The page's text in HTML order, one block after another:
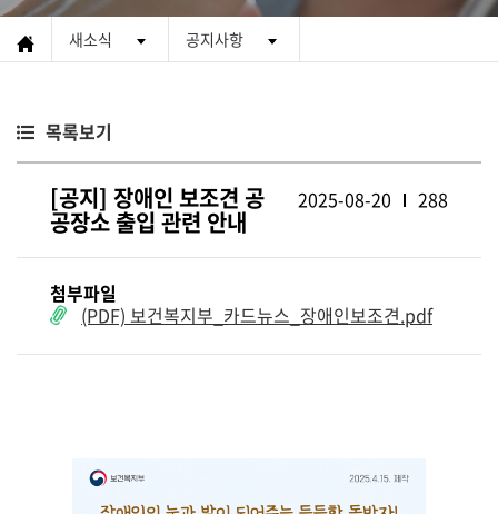
새소식 공지사항
목록보기
[공지] 장애인 보조견 공
공장소 출입 관련 안내
2025-08-20 288
첨부파일
(PDF) 보건복지부_카드뉴스_장애인보조견.pdf